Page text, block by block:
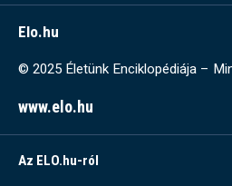
Elo.hu
© 2025 Életünk Enciklopédiája –
www.elo.hu
Az ELO.hu-ról